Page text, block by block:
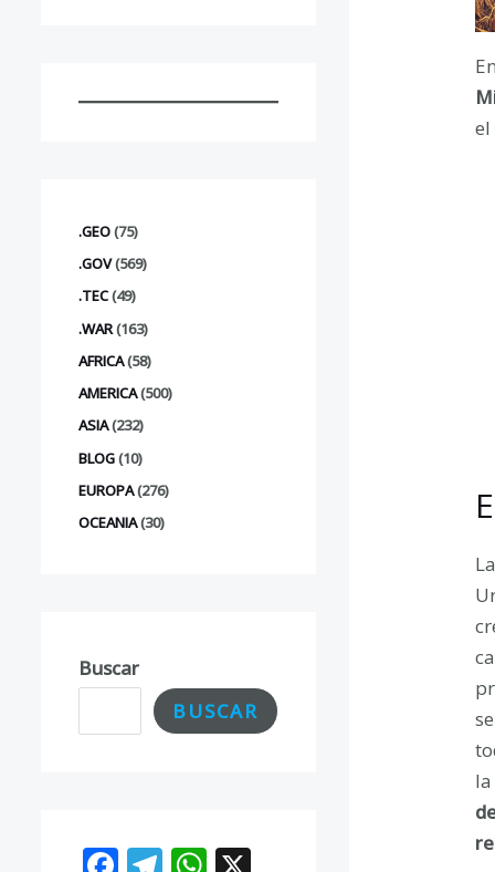
.GEO(75)
.GOV(569)
.TEC(49)
.WAR(163)
AFRICA(58)
AMERICA(500)
ASIA(232)
BLOG(10)
EUROPA(276)
OCEANIA(30)
Buscar
BUSCAR
el